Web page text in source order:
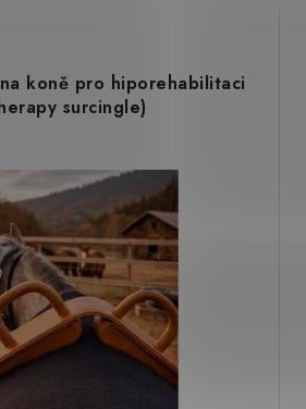
koně pro hiporehabilitaci
surcingle)